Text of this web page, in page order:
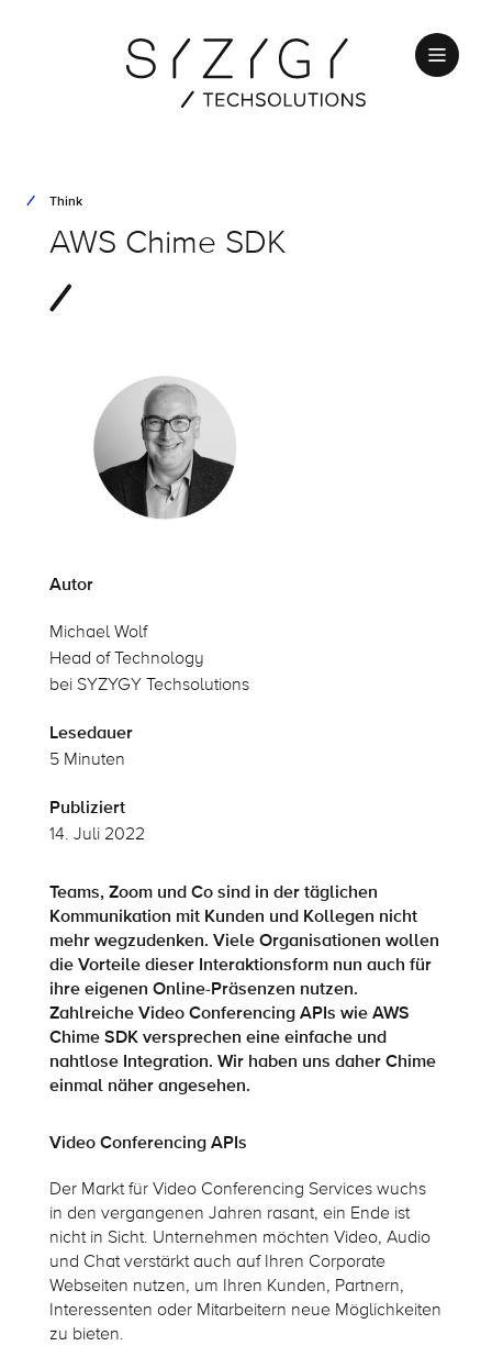
Think
AWS Chime SDK
Autor
Michael Wolf
Head of Technology
bei SYZYGY Techsolutions
Lesedauer
5 Minuten
Publiziert
14. Juli 2022
Teams, Zoom und Co sind in der täglichen
Kommunikation mit Kunden und Kollegen nicht
mehr wegzudenken. Viele Organisationen wollen
die Vorteile dieser Interaktionsform nun auch für
ihre eigenen Online-Präsenzen nutzen.
Zahlreiche Video Conferencing APIs wie AWS
Chime SDK versprechen eine einfache und
nahtlose Integration. Wir haben uns daher Chime
einmal näher angesehen.
Video Conferencing APIs
Der Markt für Video Conferencing Services wuchs
in den vergangenen Jahren rasant, ein Ende ist
nicht in Sicht. Unternehmen möchten Video, Audio
und Chat verstärkt auch auf Ihren Corporate
Webseiten nutzen, um Ihren Kunden, Partnern,
Interessenten oder Mitarbeitern neue Möglichkeiten
zu bieten.